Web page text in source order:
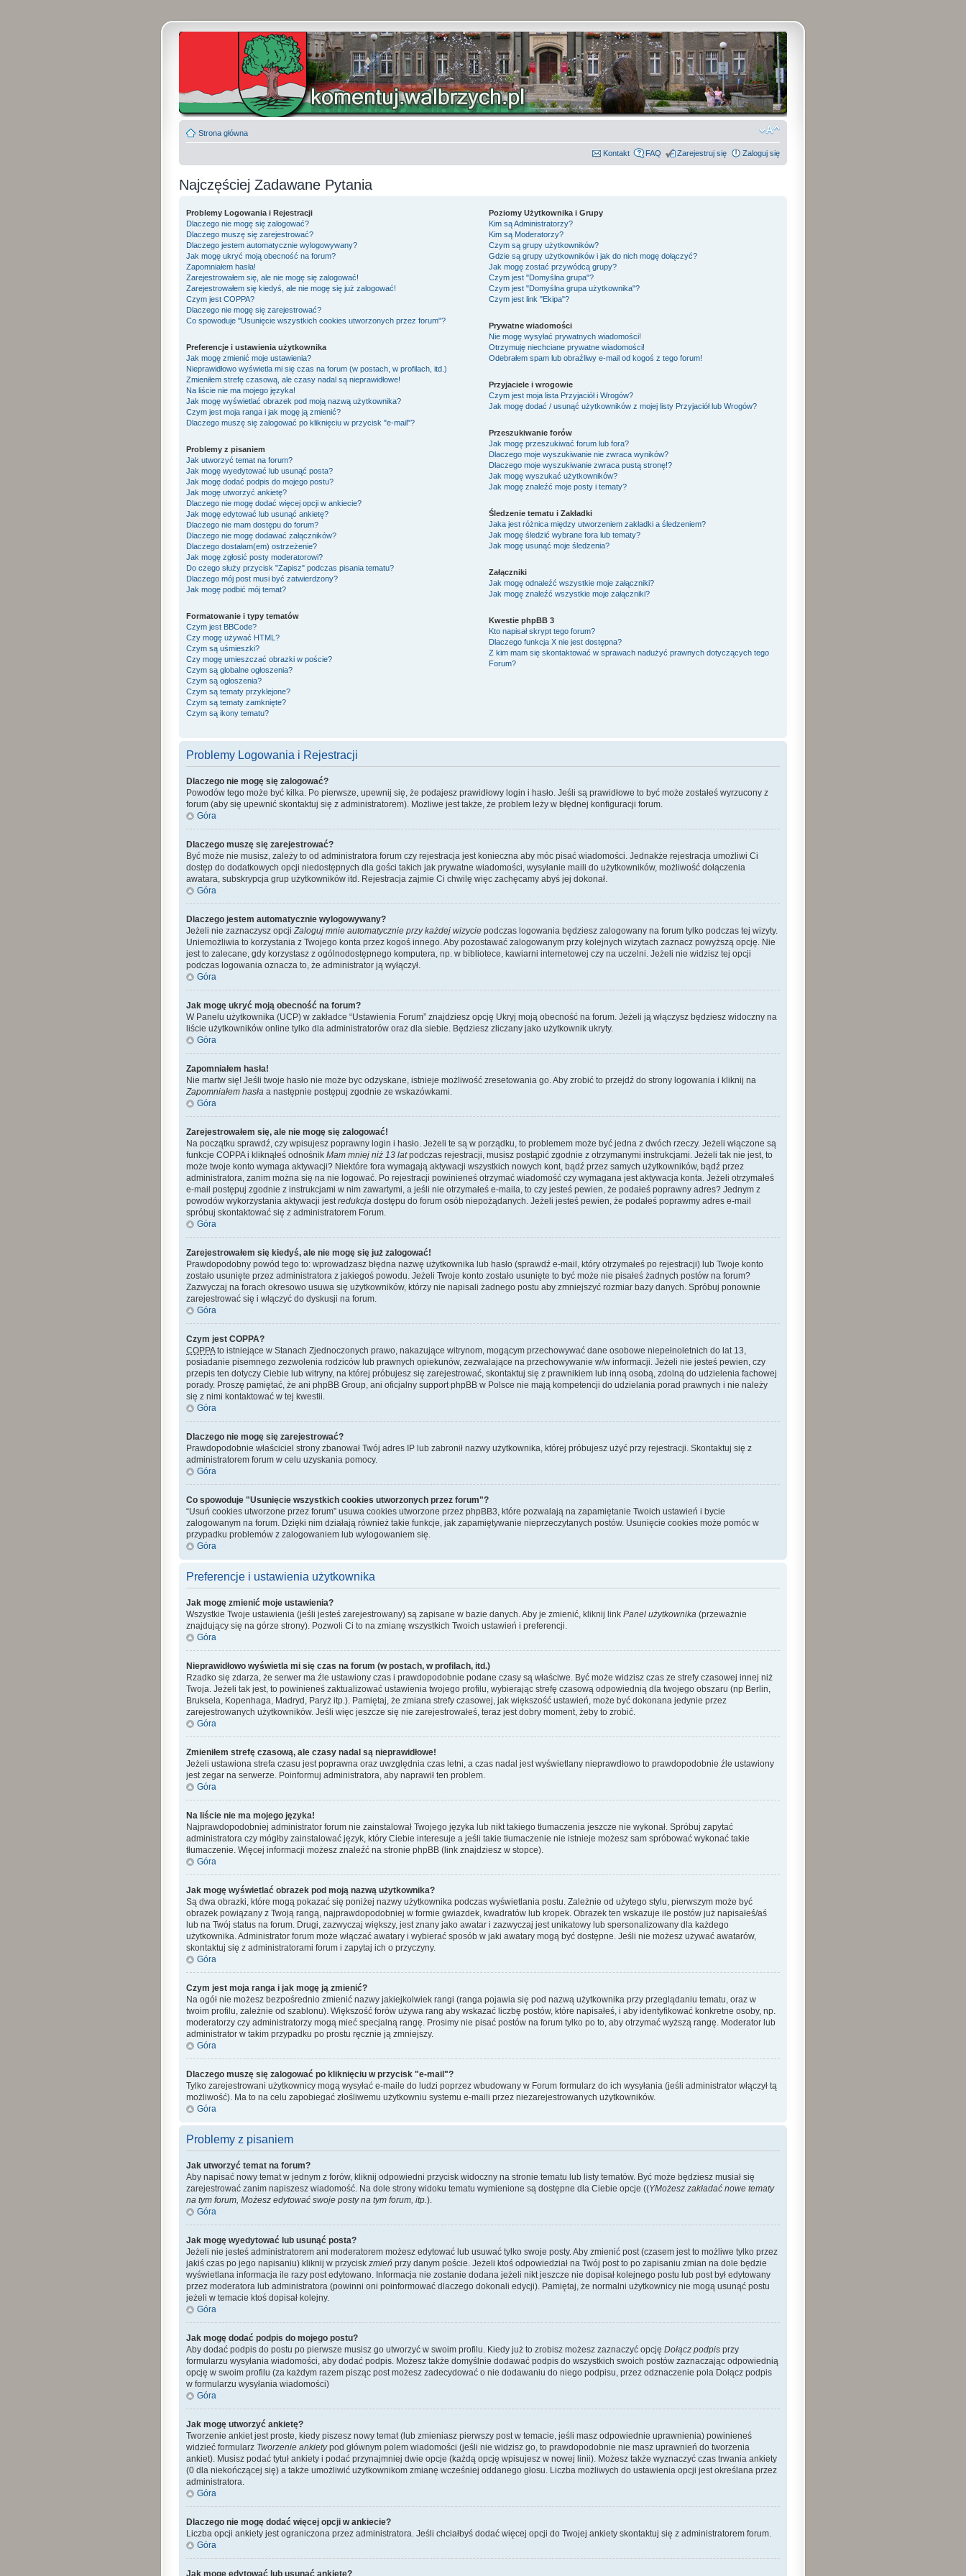
Strona główna
Kontakt FAQ Zarejestruj się Zaloguj się
Najczęściej Zadawane Pytania
Problemy Logowania i Rejestracji
Dlaczego nie mogę się zalogować?
Dlaczego muszę się zarejestrować?
Dlaczego jestem automatycznie wylogowywany?
Jak mogę ukryć moją obecność na forum?
Zapomniałem hasła!
Zarejestrowałem się, ale nie mogę się zalogować!
Zarejestrowałem się kiedyś, ale nie mogę się już zalogować!
Czym jest COPPA?
Dlaczego nie mogę się zarejestrować?
Co spowoduje "Usunięcie wszystkich cookies utworzonych przez forum"?
Preferencje i ustawienia użytkownika
Jak mogę zmienić moje ustawienia?
Nieprawidłowo wyświetla mi się czas na forum (w postach, w profilach, itd.)
Zmieniłem strefę czasową, ale czasy nadal są nieprawidłowe!
Na liście nie ma mojego języka!
Jak mogę wyświetlać obrazek pod moją nazwą użytkownika?
Czym jest moja ranga i jak mogę ją zmienić?
Dlaczego muszę się zalogować po kliknięciu w przycisk "e-mail"?
Problemy z pisaniem
Jak utworzyć temat na forum?
Jak mogę wyedytować lub usunąć posta?
Jak mogę dodać podpis do mojego postu?
Jak mogę utworzyć ankietę?
Dlaczego nie mogę dodać więcej opcji w ankiecie?
Jak mogę edytować lub usunąć ankietę?
Dlaczego nie mam dostępu do forum?
Dlaczego nie mogę dodawać załączników?
Dlaczego dostałam(em) ostrzeżenie?
Jak mogę zgłosić posty moderatorowi?
Do czego służy przycisk "Zapisz" podczas pisania tematu?
Dlaczego mój post musi być zatwierdzony?
Jak mogę podbić mój temat?
Formatowanie i typy tematów
Czym jest BBCode?
Czy mogę używać HTML?
Czym są uśmieszki?
Czy mogę umieszczać obrazki w poście?
Czym są globalne ogłoszenia?
Czym są ogłoszenia?
Czym są tematy przyklejone?
Czym są tematy zamknięte?
Czym są ikony tematu?
Poziomy Użytkownika i Grupy
Kim są Administratorzy?
Kim są Moderatorzy?
Czym są grupy użytkowników?
Gdzie są grupy użytkowników i jak do nich mogę dołączyć?
Jak mogę zostać przywódcą grupy?
Czym jest "Domyślna grupa"?
Czym jest "Domyślna grupa użytkownika"?
Czym jest link "Ekipa"?
Prywatne wiadomości
Nie mogę wysyłać prywatnych wiadomości!
Otrzymuję niechciane prywatne wiadomości!
Odebrałem spam lub obraźliwy e-mail od kogoś z tego forum!
Przyjaciele i wrogowie
Czym jest moja lista Przyjaciół i Wrogów?
Jak mogę dodać / usunąć użytkowników z mojej listy Przyjaciół lub Wrogów?
Przeszukiwanie forów
Jak mogę przeszukiwać forum lub fora?
Dlaczego moje wyszukiwanie nie zwraca wyników?
Dlaczego moje wyszukiwanie zwraca pustą stronę!?
Jak mogę wyszukać użytkowników?
Jak mogę znaleźć moje posty i tematy?
Śledzenie tematu i Zakładki
Jaka jest różnica między utworzeniem zakładki a śledzeniem?
Jak mogę śledzić wybrane fora lub tematy?
Jak mogę usunąć moje śledzenia?
Załączniki
Jak mogę odnaleźć wszystkie moje załączniki?
Jak mogę znaleźć wszystkie moje załączniki?
Kwestie phpBB 3
Kto napisał skrypt tego forum?
Dlaczego funkcja X nie jest dostępna?
Z kim mam się skontaktować w sprawach nadużyć prawnych dotyczących tego
Forum?
Problemy Logowania i Rejestracji
Dlaczego nie mogę się zalogować?
Powodów tego może być kilka. Po pierwsze, upewnij się, że podajesz prawidłowy login i hasło. Jeśli są prawidłowe to być może zostałeś wyrzucony z
forum (aby się upewnić skontaktuj się z administratorem). Możliwe jest także, że problem leży w błędnej konfiguracji forum.
Góra
Dlaczego muszę się zarejestrować?
Być może nie musisz, zależy to od administratora forum czy rejestracja jest konieczna aby móc pisać wiadomości. Jednakże rejestracja umożliwi Ci
dostęp do dodatkowych opcji niedostępnych dla gości takich jak prywatne wiadomości, wysyłanie maili do użytkowników, możliwość dołączenia
awatara, subskrypcja grup użytkowników itd. Rejestracja zajmie Ci chwilę więc zachęcamy abyś jej dokonał.
Góra
Dlaczego jestem automatycznie wylogowywany?
Jeżeli nie zaznaczysz opcjiZaloguj mnie automatycznie przy każdej wizycie podczas logowania będziesz zalogowany na forum tylko podczas tej wizyty.
Uniemożliwia to korzystania z Twojego konta przez kogoś innego. Aby pozostawać zalogowanym przy kolejnych wizytach zaznacz powyższą opcję. Nie
jest to zalecane, gdy korzystasz z ogólnodostępnego komputera, np. w bibliotece, kawiarni internetowej czy na uczelni. Jeżeli nie widzisz tej opcji
podczas logowania oznacza to, że administrator ją wyłączył.
Góra
Jak mogę ukryć moją obecność na forum?
W Panelu użytkownika (UCP) w zakładce “Ustawienia Forum” znajdziesz opcję Ukryj moją obecność na forum. Jeżeli ją włączysz będziesz widoczny na
liście użytkowników online tylko dla administratorów oraz dla siebie. Będziesz zliczany jako użytkownik ukryty.
Góra
Zapomniałem hasła!
Nie martw się! Jeśli twoje hasło nie może byc odzyskane, istnieje możliwość zresetowania go. Aby zrobić to przejdź do strony logowania i kliknij na
Zapomniałem hasła a następnie postępuj zgodnie ze wskazówkami.
Góra
Zarejestrowałem się, ale nie mogę się zalogować!
Na początku sprawdź, czy wpisujesz poprawny login i hasło. Jeżeli te są w porządku, to problemem może być jedna z dwóch rzeczy. Jeżeli włączone są
funkcje COPPA i kliknąłeś odnośnik Mam mniej niż 13 latpodczas rejestracji, musisz postąpić zgodnie z otrzymanymi instrukcjami. Jeżeli tak nie jest, to
może twoje konto wymaga aktywacji? Niektóre fora wymagają aktywacji wszystkich nowych kont, bądź przez samych użytkowników, bądź przez
administratora, zanim można się na nie logować. Po rejestracji powinieneś otrzymać wiadomość czy wymagana jest aktywacja konta. Jeżeli otrzymałeś
e-mail postępuj zgodnie z instrukcjami w nim zawartymi, a jeśli nie otrzymałeś e-maila, to czy jesteś pewien, że podałeś poprawny adres? Jednym z
powodów wykorzystania aktywacji jestredukcja dostępu do forum osób niepożądanych. Jeżeli jesteś pewien, że podałeś poprawmy adres e-mail
spróbuj skontaktować się z administratorem Forum.
Góra
Zarejestrowałem się kiedyś, ale nie mogę się już zalogować!
Prawdopodobny powód tego to: wprowadzasz błędna nazwę użytkownika lub hasło (sprawdź e-mail, który otrzymałeś po rejestracji) lub Twoje konto
zostało usunięte przez administratora z jakiegoś powodu. Jeżeli Twoje konto zostało usunięte to być może nie pisałeś żadnych postów na forum?
Zazwyczaj na forach okresowo usuwa się użytkowników, którzy nie napisali żadnego postu aby zmniejszyć rozmiar bazy danych. Spróbuj ponownie
zarejestrować się i włączyć do dyskusji na forum.
Góra
Czym jest COPPA?
COPPAto istniejące w Stanach Zjednoczonych prawo, nakazujące witrynom, mogącym przechowywać dane osobowe niepełnoletnich do lat 13,
posiadanie pisemnego zezwolenia rodziców lub prawnych opiekunów, zezwalające na przechowywanie w/w informacji. Jeżeli nie jesteś pewien, czy
przepis ten dotyczy Ciebie lub witryny, na której próbujesz się zarejestrować, skontaktuj się z prawnikiem lub inną osobą, zdolną do udzielenia fachowej
porady. Proszę pamiętać, że ani phpBB Group, ani oficjalny support phpBB w Polsce nie mają kompetencji do udzielania porad prawnych i nie należy
się z nimi kontaktować w tej kwestii.
Góra
Dlaczego nie mogę się zarejestrować?
Prawdopodobnie właściciel strony zbanował Twój adres IP lub zabronił nazwy użytkownika, której próbujesz użyć przy rejestracji. Skontaktuj się z
administratorem forum w celu uzyskania pomocy.
Góra
Co spowoduje "Usunięcie wszystkich cookies utworzonych przez forum"?
“Usuń cookies utworzone przez forum” usuwa cookies utworzone przez phpBB3, które pozwalają na zapamiętanie Twoich ustawień i bycie
zalogowanym na forum. Dzięki nim działają również takie funkcje, jak zapamiętywanie nieprzeczytanych postów. Usunięcie cookies może pomóc w
przypadku problemów z zalogowaniem lub wylogowaniem się.
Góra
Preferencje i ustawienia użytkownika
Jak mogę zmienić moje ustawienia?
Wszystkie Twoje ustawienia (jeśli jesteś zarejestrowany) są zapisane w bazie danych. Aby je zmienić, kliknij link Panel użytkownika (przeważnie
znajdujący się na górze strony). Pozwoli Ci to na zmianę wszystkich Twoich ustawień i preferencji.
Góra
Nieprawidłowo wyświetla mi się czas na forum (w postach, w profilach, itd.)
Rzadko się zdarza, że serwer ma źle ustawiony czas i prawdopodobnie podane czasy są właściwe. Być może widzisz czas ze strefy czasowej innej niż
Twoja. Jeżeli tak jest, to powinieneś zaktualizować ustawienia twojego profilu, wybierając strefę czasową odpowiednią dla twojego obszaru (np Berlin,
Bruksela, Kopenhaga, Madryd, Paryż itp.). Pamiętaj, że zmiana strefy czasowej, jak większość ustawień, może być dokonana jedynie przez
zarejestrowanych użytkowników. Jeśli więc jeszcze się nie zarejestrowałeś, teraz jest dobry moment, żeby to zrobić.
Góra
Zmieniłem strefę czasową, ale czasy nadal są nieprawidłowe!
Jeżeli ustawiona strefa czasu jest poprawna oraz uwzględnia czas letni, a czas nadal jest wyświetlany nieprawdłowo to prawdopodobnie źle ustawiony
jest zegar na serwerze. Poinformuj administratora, aby naprawił ten problem.
Góra
Na liście nie ma mojego języka!
Najprawdopodobniej administrator forum nie zainstalował Twojego języka lub nikt takiego tłumaczenia jeszcze nie wykonał. Spróbuj zapytać
administratora czy mógłby zainstalować język, który Ciebie interesuje a jeśli takie tłumaczenie nie istnieje możesz sam spróbować wykonać takie
tłumaczenie. Więcej informacji możesz znaleźć na stronie phpBB (link znajdziesz w stopce).
Góra
Jak mogę wyświetlać obrazek pod moją nazwą użytkownika?
Są dwa obrazki, które mogą pokazać się poniżej nazwy użytkownika podczas wyświetlania postu. Zależnie od użytego stylu, pierwszym może być
obrazek powiązany z Twoją rangą, najprawdopodobniej w formie gwiazdek, kwadratów lub kropek. Obrazek ten wskazuje ile postów już napisałeś/aś
lub na Twój status na forum. Drugi, zazwyczaj większy, jest znany jako awatar i zazwyczaj jest unikatowy lub spersonalizowany dla każdego
użytkownika. Administrator forum może włączać awatary i wybierać sposób w jaki awatary mogą być dostępne. Jeśli nie możesz używać awatarów,
skontaktuj się z administratorami forum i zapytaj ich o przyczyny.
Góra
Czym jest moja ranga i jak mogę ją zmienić?
Na ogół nie możesz bezpośrednio zmienić nazwy jakiejkolwiek rangi (ranga pojawia się pod nazwą użytkownika przy przeglądaniu tematu, oraz w
twoim profilu, zależnie od szablonu). Większość forów używa rang aby wskazać liczbę postów, które napisałeś, i aby identyfikować konkretne osoby, np.
moderatorzy czy administratorzy mogą mieć specjalną rangę. Prosimy nie pisać postów na forum tylko po to, aby otrzymać wyższą rangę. Moderator lub
administrator w takim przypadku po prostu ręcznie ją zmniejszy.
Góra
Dlaczego muszę się zalogować po kliknięciu w przycisk "e-mail"?
Tylko zarejestrowani użytkownicy mogą wysyłać e-maile do ludzi poprzez wbudowany w Forum formularz do ich wysyłania (jeśli administrator włączył tą
możliwość). Ma to na celu zapobiegać złośliwemu użytkowniu systemu e-maili przez niezarejestrowanych użytkowników.
Góra
Problemy z pisaniem
Jak utworzyć temat na forum?
Aby napisać nowy temat w jednym z forów, kliknij odpowiedni przycisk widoczny na stronie tematu lub listy tematów. Być może będziesz musiał się
zarejestrować zanim napiszesz wiadomość. Na dole strony widoku tematu wymienione są dostępne dla Ciebie opcje ((YMożesz zakładać nowe tematy
na tym forum, Możesz edytować swoje posty na tym forum, itp.).
Góra
Jak mogę wyedytować lub usunąć posta?
Jeżeli nie jesteś administratorem ani moderatorem możesz edytować lub usuwać tylko swoje posty. Aby zmienić post (czasem jest to możliwe tylko przez
jakiś czas po jego napisaniu) kliknij w przycisk zmień przy danym poście. Jeżeli ktoś odpowiedział na Twój post to po zapisaniu zmian na dole będzie
wyświetlana informacja ile razy post edytowano. Informacja nie zostanie dodana jeżeli nikt jeszcze nie dopisał kolejnego postu lub post był edytowany
przez moderatora lub administratora (powinni oni poinformować dlaczego dokonali edycji). Pamiętaj, że normalni użytkownicy nie mogą usunąć postu
jeżeli w temacie ktoś dopisał kolejny.
Góra
Jak mogę dodać podpis do mojego postu?
Aby dodać podpis do postu po pierwsze musisz go utworzyć w swoim profilu. Kiedy już to zrobisz możesz zaznaczyć opcję Dołącz podpis przy
formularzu wysyłania wiadomości, aby dodać podpis. Możesz także domyślnie dodawać podpis do wszystkich swoich postów zaznaczając odpowiednią
opcję w swoim profilu (za każdym razem pisząc post możesz zadecydować o nie dodawaniu do niego podpisu, przez odznaczenie pola Dołącz podpis
w formularzu wysyłania wiadomości)
Góra
Jak mogę utworzyć ankietę?
Tworzenie ankiet jest proste, kiedy piszesz nowy temat (lub zmieniasz pierwszy post w temacie, jeśli masz odpowiednie uprawnienia) powinieneś
widzieć formularz Tworzenie ankietypod głównym polem wiadomości (jeśli nie widzisz go, to prawdopodobnie nie masz uprawnień do tworzenia
ankiet). Musisz podać tytuł ankiety i podać przynajmniej dwie opcje (każdą opcję wpisujesz w nowej linii). Możesz także wyznaczyć czas trwania ankiety
(0 dla niekończącej się) a także umożliwić użytkownikom zmianę wcześniej oddanego głosu. Liczba możliwych do ustawienia opcji jest określana przez
administratora.
Góra
Dlaczego nie mogę dodać więcej opcji w ankiecie?
Liczba opcji ankiety jest ograniczona przez administratora. Jeśli chciałbyś dodać więcej opcji do Twojej ankiety skontaktuj się z administratorem forum.
Góra
Jak mogę edytować lub usunąć ankietę?